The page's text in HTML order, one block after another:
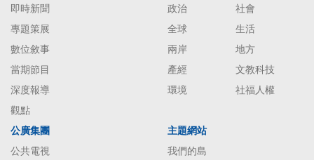
即時新聞
專題策展
數位敘事
當期節目
深度報導
觀點
政治
社會
全球
生活
兩岸
地方
產經
文教科技
環境
社福人權
公廣集團
公共電視
主題網站
我們的島